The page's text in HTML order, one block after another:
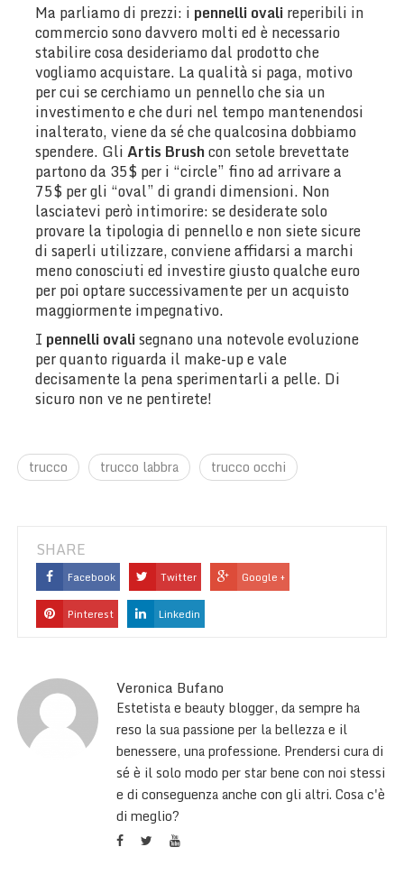
Ma parliamo di prezzi: i pennelli ovalireperibili in
commercio sono davvero molti ed è necessario
stabilire cosa desideriamo dal prodotto che
vogliamo acquistare. La qualità si paga, motivo
per cui se cerchiamo un pennello che sia un
investimento e che duri nel tempo mantenendosi
inalterato, viene da sé che qualcosina dobbiamo
spendere. GliArtis Brushcon setole brevettate
partono da 35$ per i “circle” fino ad arrivare a
75$ per gli “oval” di grandi dimensioni. Non
lasciatevi però intimorire: se desiderate solo
provare la tipologia di pennello e non siete sicure
di saperli utilizzare, conviene affidarsi a marchi
meno conosciuti ed investire giusto qualche euro
per poi optare successivamente per un acquisto
maggiormente impegnativo.
I pennelli ovalisegnano una notevole evoluzione
per quanto riguarda il make-up e vale
decisamente la pena sperimentarli a pelle. Di
sicuro non ve ne pentirete!
trucco trucco labbra trucco occhi
SHARE
Facebook Twitter Google +
Pinterest Linkedin
Veronica Bufano
Estetista e beauty blogger, da sempre ha
reso la sua passione per la bellezza e il
benessere, una professione. Prendersi cura di
sé è il solo modo per star bene con noi stessi
e di conseguenza anche con gli altri. Cosa c'è
di meglio?